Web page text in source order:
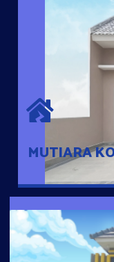
MUTIARA
Hunian
kota, 2 menit